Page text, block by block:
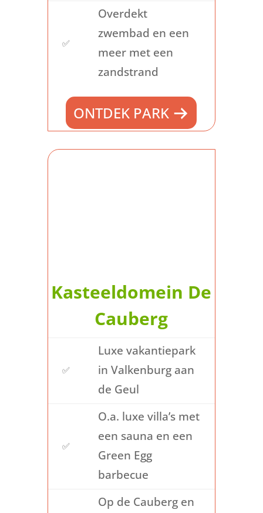
kabbelend water. Marina Resort
enParc
Maasresidence Thorn
uitstekende voorbeelden
Of je nu wilt vissen, kajakken of
gewoon
ontspannen aan de
bieden een scala aan activiteiten
van avontuur en ontspanning.
✅
Overdekt
zwembad en een
meer met een
zandstrand
ONTDEK PARK
Kasteeldomein De
Cauberg
✅
Luxe vakantiepark
in Valkenburg aan
de Geul
✅
O.a. luxe villa’s met
een sauna en een
Green Egg
barbecue
Op de Cauberg en